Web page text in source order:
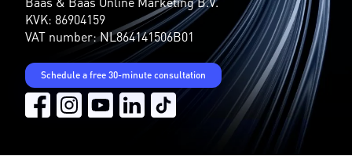
KVK: 86904159
VAT number: NL864141506B01
Schedule a free 30-minute consultation